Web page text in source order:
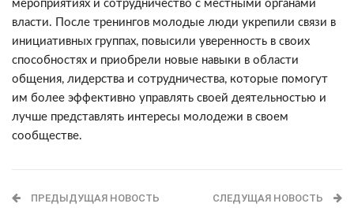
мероприятиях и сотрудничество с местными органами
власти. После тренингов молодые люди укрепили связи в
инициативных группах, повысили уверенность в своих
способностях и приобрели новые навыки в области
общения, лидерства и сотрудничества, которые помогут
им более эффективно управлять своей деятельностью и
лучше представлять интересы молодежи в своем
сообществе.
ПРЕДЫДУЩАЯ НОВОСТЬ СЛЕДУЩАЯ НОВОСТЬ